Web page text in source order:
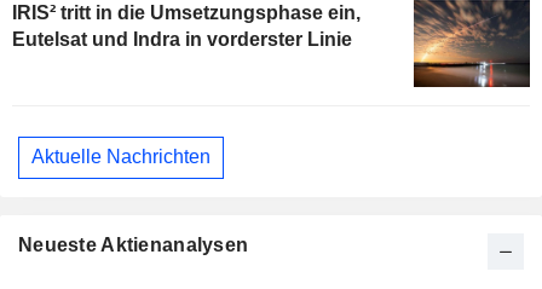
IRIS² tritt in die Umsetzungsphase ein,
Eutelsat und Indra in vorderster Linie
Aktuelle Nachrichten
Neueste Aktienanalysen